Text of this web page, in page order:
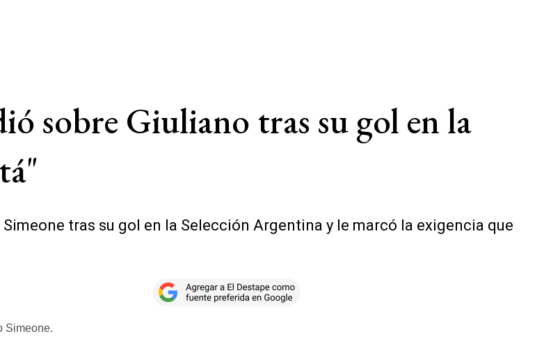
sobre Giuliano tras su gol en la
tras su gol en la Selección Argentina y le marcó la exigencia que